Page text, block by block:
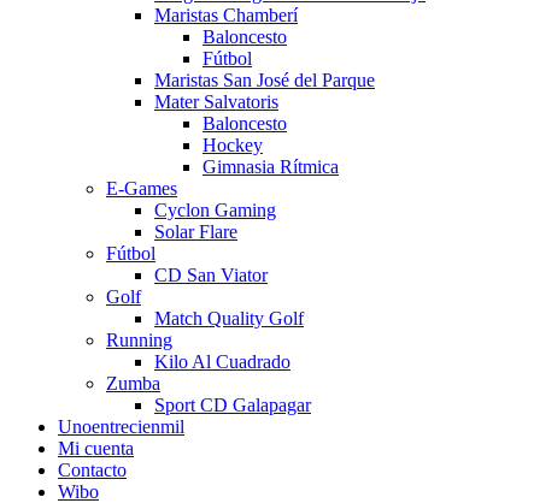
Maristas Chamberí
Baloncesto
Fútbol
Maristas San José del Parque
Mater Salvatoris
Baloncesto
Hockey
Gimnasia Rítmica
E-Games
Cyclon Gaming
Solar Flare
Fútbol
CD San Viator
Golf
Match Quality Golf
Running
Kilo Al Cuadrado
Zumba
Sport CD Galapagar
Unoentrecienmil
Mi cuenta
Contacto
Wibo